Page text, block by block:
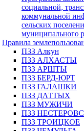
социальной,
коммунальной
сельских
муниципального
Правила
ПЗЗ Алкун
ПЗЗ АЛХАСТЫ
ПЗЗ АРШТЫ
ПЗЗ БЕРД-ЮРТ
ПЗЗ ГАЛАШКИ
ПЗЗ ДАТТЫХ
ПЗЗ МУЖИЧИ
ПЗЗ
ПЗЗ ТРОИЦКОЕ